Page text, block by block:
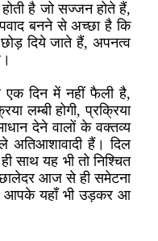
है जो सज्जन होते हैं,
बनने से अच्छा है कि
दिये जाते हैं, अपनत्व
एक दिन में नहीं फैली है,
लम्बी होगी, प्रक्रिया
देने वालों के वक्तव्य
अतिआशावादी हैं। दिल
साथ यह भी तो निश्चित
आज से ही समेटना
आपके यहाँ भी उड़कर आ